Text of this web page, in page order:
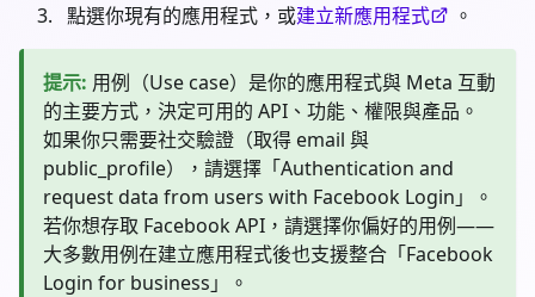
點選你現有的應用程式，或建立新應用程式 。
提示: 用例（Use case）是你的應用程式與 Meta 互動
的主要方式，決定可用的 API、功能、權限與產品。
如果你只需要社交驗證（取得 email 與
public_profile），請選擇「Authentication and
request data from users with Facebook Login」。
若你想存取 Facebook API，請選擇你偏好的用例——
大多數用例在建立應用程式後也支援整合「Facebook
Login for business」。